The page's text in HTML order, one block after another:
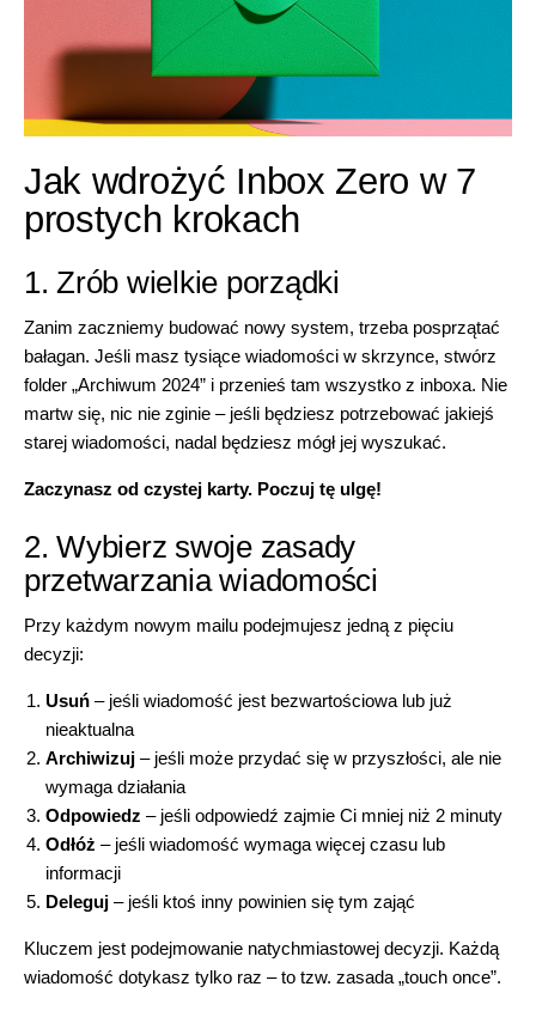
Jak wdrożyć Inbox Zero w 7
prostych krokach
1. Zrób wielkie porządki
Zanim zaczniemy budować nowy system, trzeba posprzątać
bałagan. Jeśli masz tysiące wiadomości w skrzynce, stwórz
folder „Archiwum 2024” i przenieś tam wszystko z inboxa. Nie
martw się, nic nie zginie – jeśli będziesz potrzebować jakiejś
starej wiadomości, nadal będziesz mógł jej wyszukać.
Zaczynasz od czystej karty. Poczuj tę ulgę!
2. Wybierz swoje zasady
przetwarzania wiadomości
Przy każdym nowym mailu podejmujesz jedną z pięciu
decyzji:
Usuń – jeśli wiadomość jest bezwartościowa lub już
nieaktualna
Archiwizuj – jeśli może przydać się w przyszłości, ale nie
wymaga działania
Odpowiedz – jeśli odpowiedź zajmie Ci mniej niż 2 minuty
Odłóż – jeśli wiadomość wymaga więcej czasu lub
informacji
Deleguj – jeśli ktoś inny powinien się tym zająć
Kluczem jest podejmowanie natychmiastowej decyzji. Każdą
wiadomość dotykasz tylko raz – to tzw. zasada „touch once”.